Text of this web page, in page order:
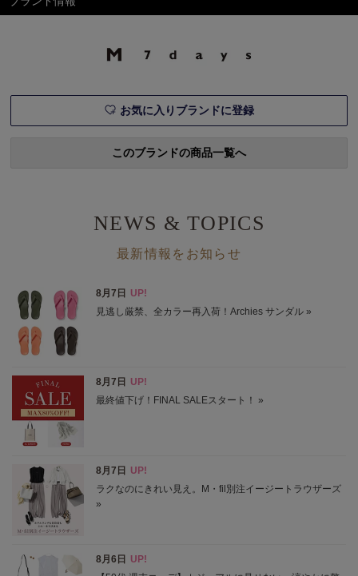
お気に入りブランドに登録
このブランドの商品一覧へ
NEWS & TOPICS
最新情報をお知らせ